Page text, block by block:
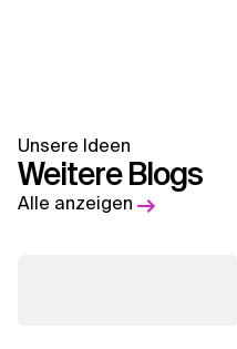
Unsere Ideen
Weitere Blogs
Alle anzeigen